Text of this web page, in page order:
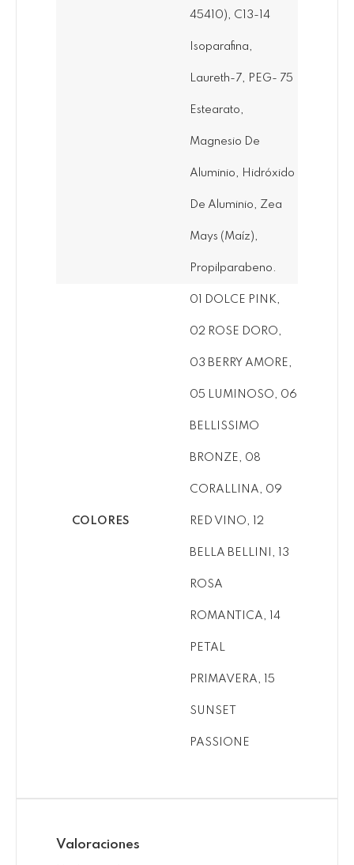
45410), C13-14
Isoparafina,
Laureth-7, PEG- 75
Estearato,
Magnesio De
Aluminio, Hidróxido
De Aluminio, Zea
Mays (maíz),
Propilparabeno.
COLORES
01 DOLCE PINK,
02 ROSE DORO,
03 BERRY AMORE,
05 LUMINOSO, 06
BELLISSIMO
BRONZE, 08
CORALLINA, 09
RED VINO, 12
BELLA BELLINI, 13
ROSA
ROMANTICA, 14
PETAL
PRIMAVERA, 15
SUNSET
PASSIONE
Valoraciones